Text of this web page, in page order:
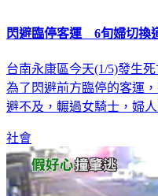
閃避臨停客運 6旬婦切換
台南永康區今天(1/5)發生
為了閃避前方臨停的客運
避不及，輾過女騎士，婦
社會